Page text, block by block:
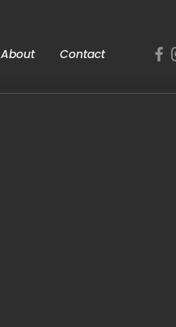
About Contact